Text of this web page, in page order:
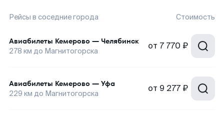
Рейсы в соседние города Стоимость
Авиабилеты Кемерово — Челябинск
278 км до Магнитогорска от 7 770 ₽
Авиабилеты Кемерово — Уфа
229 км до Магнитогорска от 9 277 ₽